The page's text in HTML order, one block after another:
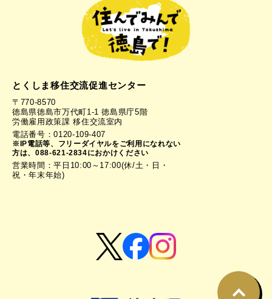
とくしま移住交流促進センター
〒770-8570
徳島県徳島市万代町1-1 徳島県庁5階
労働雇用政策課 移住交流室内
電話番号：0120-109-407
※IP電話等、フリーダイヤルをご利用になれない
方は、088-621-2834におかけください
営業時間：平日10:00～17:00(休/土・日・
祝・年末年始)